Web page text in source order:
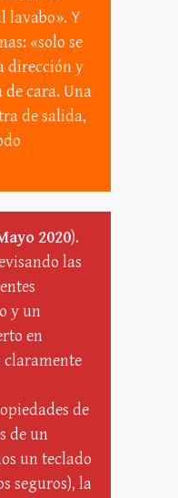
lavabo». Y
«solo se
dirección y
de cara. Una
de salida,
2020).
las
y un
en
claramente
de
de un
un teclado
seguros), la